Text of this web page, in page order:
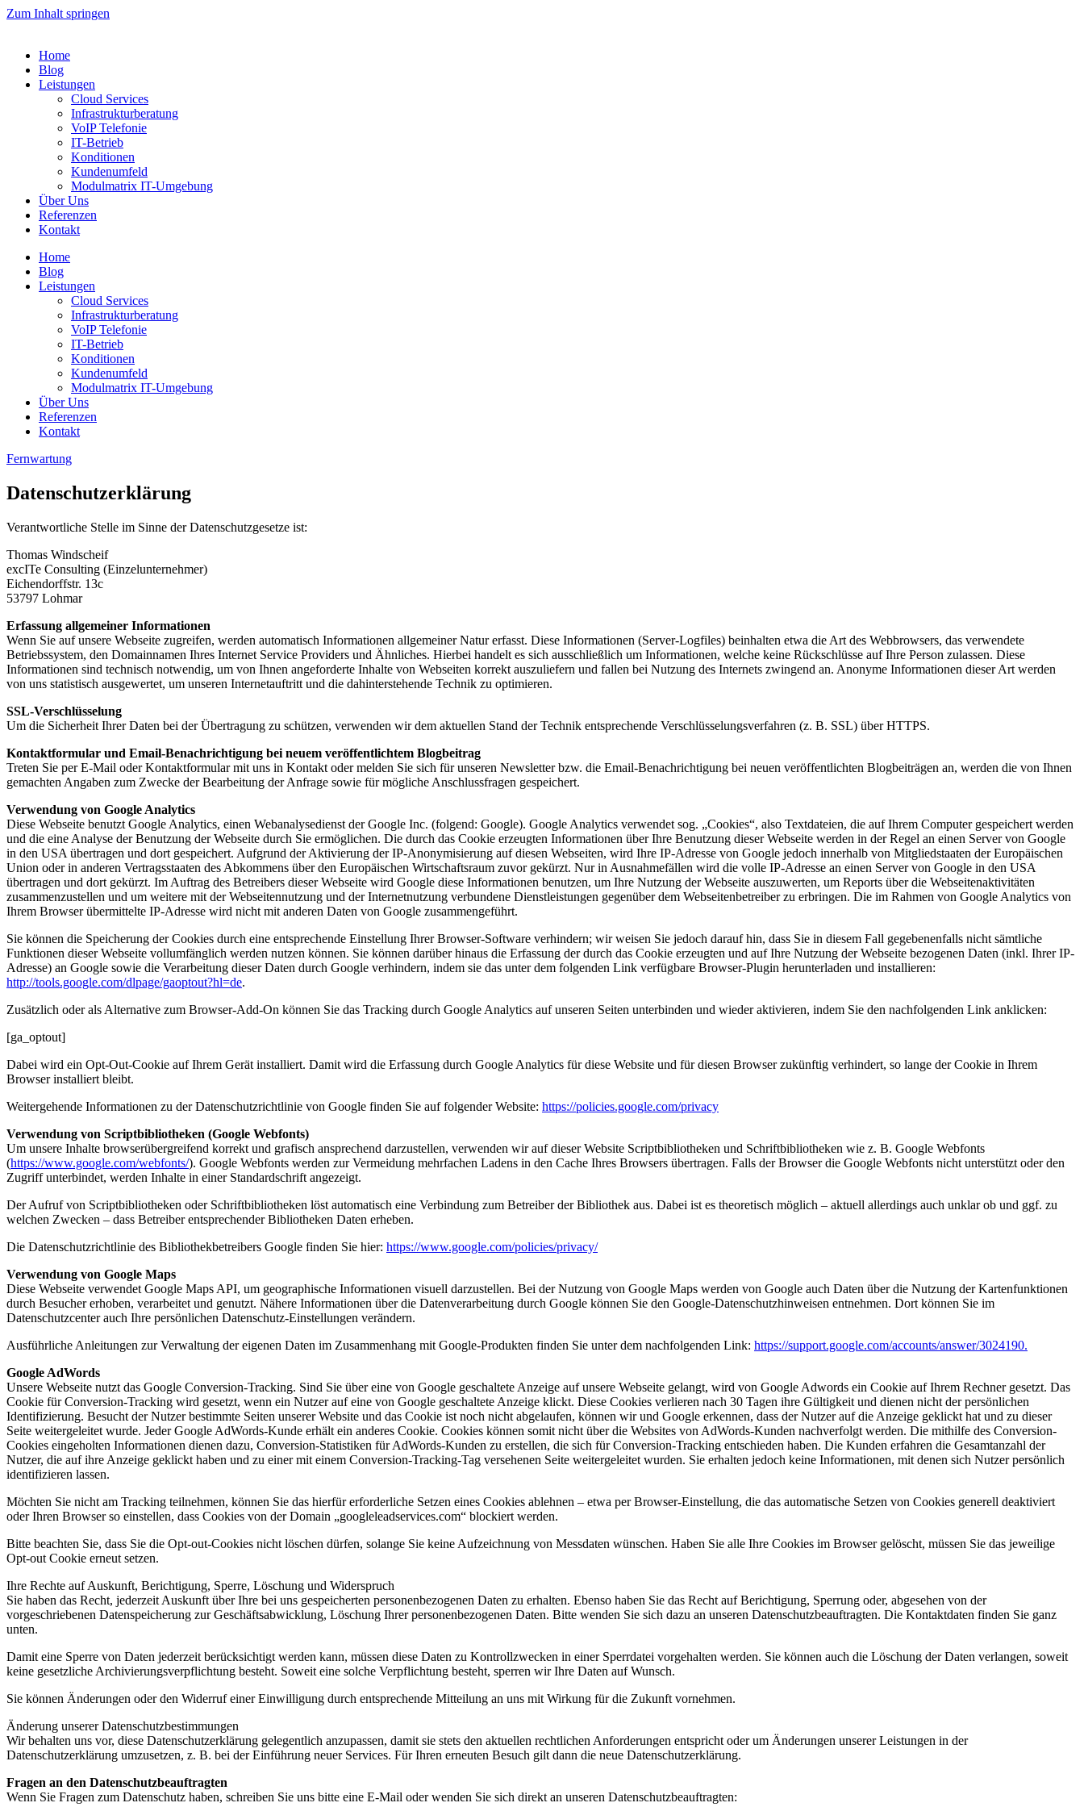
Zum Inhalt springen
Home
Blog
Leistungen
Cloud Services
Infrastrukturberatung
VoIP Telefonie
IT-Betrieb
Konditionen
Kundenumfeld
Modulmatrix IT-Umgebung
Über Uns
Referenzen
Kontakt
Home
Blog
Leistungen
Cloud Services
Infrastrukturberatung
VoIP Telefonie
IT-Betrieb
Konditionen
Kundenumfeld
Modulmatrix IT-Umgebung
Über Uns
Referenzen
Kontakt
Fernwartung
Datenschutzerklärung
Verantwortliche Stelle im Sinne der Datenschutzgesetze ist:
Thomas Windscheif
excITe Consulting (Einzelunternehmer)
Eichendorffstr. 13c
53797 Lohmar
Erfassung allgemeiner Informationen
Wenn Sie auf unsere Webseite zugreifen, werden automatisch Informationen allgemeiner Natur erfasst. Diese Informationen (Server-Logfiles) beinhalten etwa die Art des Webbrowsers, das verwendete
Betriebssystem, den Domainnamen Ihres Internet Service Providers und Ähnliches. Hierbei handelt es sich ausschließlich um Informationen, welche keine Rückschlüsse auf Ihre Person zulassen. Diese
Informationen sind technisch notwendig, um von Ihnen angeforderte Inhalte von Webseiten korrekt auszuliefern und fallen bei Nutzung des Internets zwingend an. Anonyme Informationen dieser Art werden
von uns statistisch ausgewertet, um unseren Internetauftritt und die dahinterstehende Technik zu optimieren.
SSL-Verschlüsselung
Um die Sicherheit Ihrer Daten bei der Übertragung zu schützen, verwenden wir dem aktuellen Stand der Technik entsprechende Verschlüsselungsverfahren (z. B. SSL) über HTTPS.
Kontaktformular und Email-Benachrichtigung bei neuem veröffentlichtem Blogbeitrag
Treten Sie per E-Mail oder Kontaktformular mit uns in Kontakt oder melden Sie sich für unseren Newsletter bzw. die Email-Benachrichtigung bei neuen veröffentlichten Blogbeiträgen an, werden die von Ihnen
gemachten Angaben zum Zwecke der Bearbeitung der Anfrage sowie für mögliche Anschlussfragen gespeichert.
Verwendung von Google Analytics
Diese Webseite benutzt Google Analytics, einen Webanalysedienst der Google Inc. (folgend: Google). Google Analytics verwendet sog. „Cookies“, also Textdateien, die auf Ihrem Computer gespeichert werden
und die eine Analyse der Benutzung der Webseite durch Sie ermöglichen. Die durch das Cookie erzeugten Informationen über Ihre Benutzung dieser Webseite werden in der Regel an einen Server von Google
in den USA übertragen und dort gespeichert. Aufgrund der Aktivierung der IP-Anonymisierung auf diesen Webseiten, wird Ihre IP-Adresse von Google jedoch innerhalb von Mitgliedstaaten der Europäischen
Union oder in anderen Vertragsstaaten des Abkommens über den Europäischen Wirtschaftsraum zuvor gekürzt. Nur in Ausnahmefällen wird die volle IP-Adresse an einen Server von Google in den USA
übertragen und dort gekürzt. Im Auftrag des Betreibers dieser Webseite wird Google diese Informationen benutzen, um Ihre Nutzung der Webseite auszuwerten, um Reports über die Webseitenaktivitäten
zusammenzustellen und um weitere mit der Webseitennutzung und der Internetnutzung verbundene Dienstleistungen gegenüber dem Webseitenbetreiber zu erbringen. Die im Rahmen von Google Analytics von
Ihrem Browser übermittelte IP-Adresse wird nicht mit anderen Daten von Google zusammengeführt.
Sie können die Speicherung der Cookies durch eine entsprechende Einstellung Ihrer Browser-Software verhindern; wir weisen Sie jedoch darauf hin, dass Sie in diesem Fall gegebenenfalls nicht sämtliche
Funktionen dieser Webseite vollumfänglich werden nutzen können. Sie können darüber hinaus die Erfassung der durch das Cookie erzeugten und auf Ihre Nutzung der Webseite bezogenen Daten (inkl. Ihrer IP-
Adresse) an Google sowie die Verarbeitung dieser Daten durch Google verhindern, indem sie das unter dem folgenden Link verfügbare Browser-Plugin herunterladen und installieren:
http://tools.google.com/dlpage/gaoptout?hl=de.
Zusätzlich oder als Alternative zum Browser-Add-On können Sie das Tracking durch Google Analytics auf unseren Seiten unterbinden und wieder aktivieren, indem Sie den nachfolgenden Link anklicken:
[ga_optout]
Dabei wird ein Opt-Out-Cookie auf Ihrem Gerät installiert. Damit wird die Erfassung durch Google Analytics für diese Website und für diesen Browser zukünftig verhindert, so lange der Cookie in Ihrem
Browser installiert bleibt.
Weitergehende Informationen zu der Datenschutzrichtlinie von Google finden Sie auf folgender Website: https://policies.google.com/privacy
Verwendung von Scriptbibliotheken (Google Webfonts)
Um unsere Inhalte browserübergreifend korrekt und grafisch ansprechend darzustellen, verwenden wir auf dieser Website Scriptbibliotheken und Schriftbibliotheken wie z. B. Google Webfonts
(https://www.google.com/webfonts/). Google Webfonts werden zur Vermeidung mehrfachen Ladens in den Cache Ihres Browsers übertragen. Falls der Browser die Google Webfonts nicht unterstützt oder den
Zugriff unterbindet, werden Inhalte in einer Standardschrift angezeigt.
Der Aufruf von Scriptbibliotheken oder Schriftbibliotheken löst automatisch eine Verbindung zum Betreiber der Bibliothek aus. Dabei ist es theoretisch möglich – aktuell allerdings auch unklar ob und ggf. zu
welchen Zwecken – dass Betreiber entsprechender Bibliotheken Daten erheben.
Die Datenschutzrichtlinie des Bibliothekbetreibers Google finden Sie hier: https://www.google.com/policies/privacy/
Verwendung von Google Maps
Diese Webseite verwendet Google Maps API, um geographische Informationen visuell darzustellen. Bei der Nutzung von Google Maps werden von Google auch Daten über die Nutzung der Kartenfunktionen
durch Besucher erhoben, verarbeitet und genutzt. Nähere Informationen über die Datenverarbeitung durch Google können Sie den Google-Datenschutzhinweisen entnehmen. Dort können Sie im
Datenschutzcenter auch Ihre persönlichen Datenschutz-Einstellungen verändern.
Ausführliche Anleitungen zur Verwaltung der eigenen Daten im Zusammenhang mit Google-Produkten finden Sie unter dem nachfolgenden Link: https://support.google.com/accounts/answer/3024190.
Google AdWords
Unsere Webseite nutzt das Google Conversion-Tracking. Sind Sie über eine von Google geschaltete Anzeige auf unsere Webseite gelangt, wird von Google Adwords ein Cookie auf Ihrem Rechner gesetzt. Das
Cookie für Conversion-Tracking wird gesetzt, wenn ein Nutzer auf eine von Google geschaltete Anzeige klickt. Diese Cookies verlieren nach 30 Tagen ihre Gültigkeit und dienen nicht der persönlichen
Identifizierung. Besucht der Nutzer bestimmte Seiten unserer Website und das Cookie ist noch nicht abgelaufen, können wir und Google erkennen, dass der Nutzer auf die Anzeige geklickt hat und zu dieser
Seite weitergeleitet wurde. Jeder Google AdWords-Kunde erhält ein anderes Cookie. Cookies können somit nicht über die Websites von AdWords-Kunden nachverfolgt werden. Die mithilfe des Conversion-
Cookies eingeholten Informationen dienen dazu, Conversion-Statistiken für AdWords-Kunden zu erstellen, die sich für Conversion-Tracking entschieden haben. Die Kunden erfahren die Gesamtanzahl der
Nutzer, die auf ihre Anzeige geklickt haben und zu einer mit einem Conversion-Tracking-Tag versehenen Seite weitergeleitet wurden. Sie erhalten jedoch keine Informationen, mit denen sich Nutzer persönlich
identifizieren lassen.
Möchten Sie nicht am Tracking teilnehmen, können Sie das hierfür erforderliche Setzen eines Cookies ablehnen – etwa per Browser-Einstellung, die das automatische Setzen von Cookies generell deaktiviert
oder Ihren Browser so einstellen, dass Cookies von der Domain „googleleadservices.com“ blockiert werden.
Bitte beachten Sie, dass Sie die Opt-out-Cookies nicht löschen dürfen, solange Sie keine Aufzeichnung von Messdaten wünschen. Haben Sie alle Ihre Cookies im Browser gelöscht, müssen Sie das jeweilige
Opt-out Cookie erneut setzen.
Ihre Rechte auf Auskunft, Berichtigung, Sperre, Löschung und Widerspruch
Sie haben das Recht, jederzeit Auskunft über Ihre bei uns gespeicherten personenbezogenen Daten zu erhalten. Ebenso haben Sie das Recht auf Berichtigung, Sperrung oder, abgesehen von der
vorgeschriebenen Datenspeicherung zur Geschäftsabwicklung, Löschung Ihrer personenbezogenen Daten. Bitte wenden Sie sich dazu an unseren Datenschutzbeauftragten. Die Kontaktdaten finden Sie ganz
unten.
Damit eine Sperre von Daten jederzeit berücksichtigt werden kann, müssen diese Daten zu Kontrollzwecken in einer Sperrdatei vorgehalten werden. Sie können auch die Löschung der Daten verlangen, soweit
keine gesetzliche Archivierungsverpflichtung besteht. Soweit eine solche Verpflichtung besteht, sperren wir Ihre Daten auf Wunsch.
Sie können Änderungen oder den Widerruf einer Einwilligung durch entsprechende Mitteilung an uns mit Wirkung für die Zukunft vornehmen.
Änderung unserer Datenschutzbestimmungen
Wir behalten uns vor, diese Datenschutzerklärung gelegentlich anzupassen, damit sie stets den aktuellen rechtlichen Anforderungen entspricht oder um Änderungen unserer Leistungen in der
Datenschutzerklärung umzusetzen, z. B. bei der Einführung neuer Services. Für Ihren erneuten Besuch gilt dann die neue Datenschutzerklärung.
Fragen an den Datenschutzbeauftragten
Wenn Sie Fragen zum Datenschutz haben, schreiben Sie uns bitte eine E-Mail oder wenden Sie sich direkt an unseren Datenschutzbeauftragten: